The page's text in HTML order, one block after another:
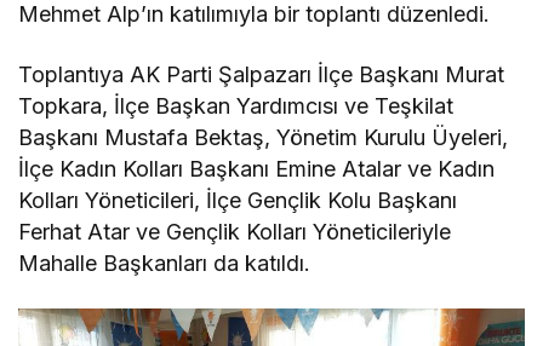
Mehmet Alp’ın katılımıyla bir toplantı düzenledi.
Toplantıya AK Parti Şalpazarı İlçe Başkanı Murat
Topkara, İlçe Başkan Yardımcısı ve Teşkilat
Başkanı Mustafa Bektaş, Yönetim Kurulu Üyeleri,
İlçe Kadın Kolları Başkanı Emine Atalar ve Kadın
Kolları Yöneticileri, İlçe Gençlik Kolu Başkanı
Ferhat Atar ve Gençlik Kolları Yöneticileriyle
Mahalle Başkanları da katıldı.